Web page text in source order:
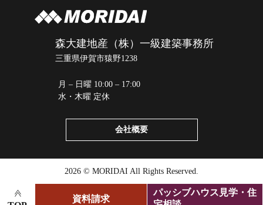
資料請求
パッシブハウス見学・住
森大建地産（株）一級建築事務所
三重県伊賀市猿野1238
月 – 日曜 10:00 – 17:00
水・木曜 定休
会社概要
2026 © MORIDAI All Rights Reserved.